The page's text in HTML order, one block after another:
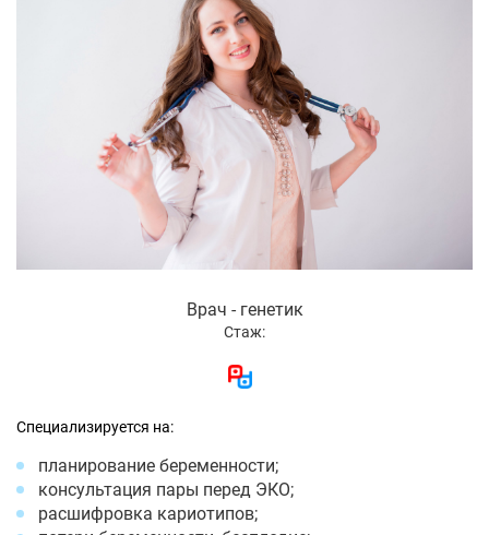
Врач - генетик
Стаж:
Специализируется на:
планирование беременности;
консультация пары перед ЭКО;
расшифровка кариотипов;